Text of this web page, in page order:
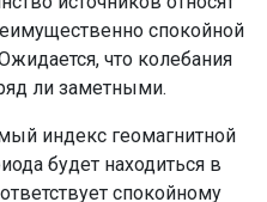
будет находиться в
спокойному
Начало магнитной
с Kp=5.
астрофизиков, в